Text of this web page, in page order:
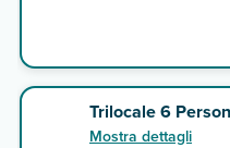
Trilocale 6
Mostra dettagli